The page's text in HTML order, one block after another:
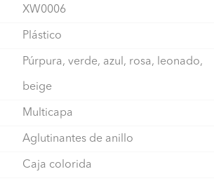
XW0006
Plástico
Púrpura, verde, azul, rosa, leonado,
beige
Multicapa
Aglutinantes de anillo
Caja colorida